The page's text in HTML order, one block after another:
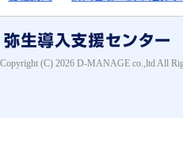
Copyright (C) 2026 D-MANAGE co.,ltd All